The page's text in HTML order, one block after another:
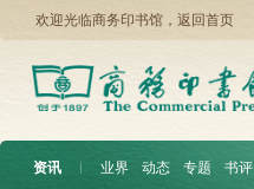
欢迎光临商务印书馆， 返回首页
资讯 ︱ 业界 动态 专题
书评